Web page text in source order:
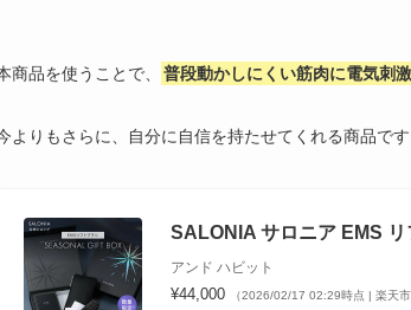
商品を使うことで、 普段動かしにくい筋肉に電気刺激
よりもさらに、自分に自信を持たせてくれる商品です
SALONIA サロニア EMS
アンド ハビット
¥44,000 （2026/02/17 02:29時点 | 楽天市